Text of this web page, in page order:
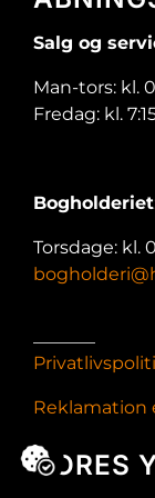
Salg og
Man-tors: kl.
Fredag: kl.
Bogholderiet
Torsdage: kl.
Reklamation
VORES